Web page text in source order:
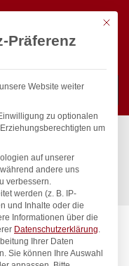
Suchen
für Profis
Line, GN 1/3, 4L,
Mit
Präferenz
Website weiter
zu optionalen
um
auf unserer
andere uns
verbessern.
werden (z. B. IP-
und Inhalte oder die
Informationen über die
Datenschutzerklärung.
Ihrer Daten
Sie können Ihre Auswahl